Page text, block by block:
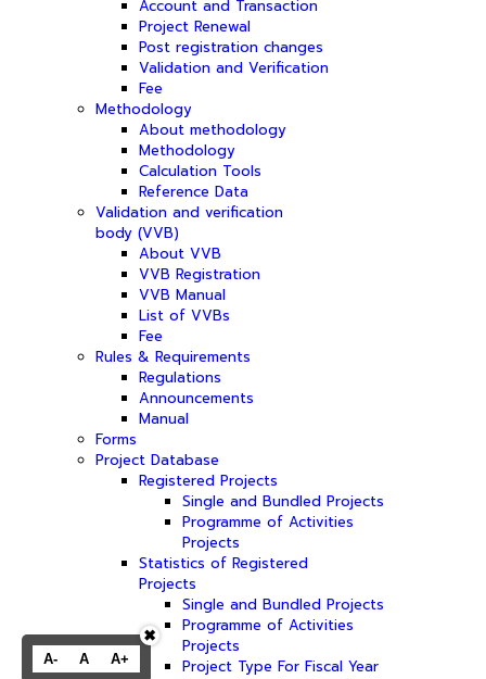
Account and Transaction
Project Renewal
Post registration changes
Validation and Verification
Fee
Methodology
About methodology
Methodology
Calculation Tools
Reference Data
Validation and verification
body (VVB)
About VVB
VVB Registration
VVB Manual
List of VVBs
Fee
Rules & Requirements
Regulations
Announcements
Manual
Forms
Project Database
Registered Projects
Single and Bundled Projects
Programme of Activities
Projects
Statistics of Registered
Projects
Single and Bundled Projects
Programme of Activities
Projects
Project Type For Fiscal Year
A- A A+
✖